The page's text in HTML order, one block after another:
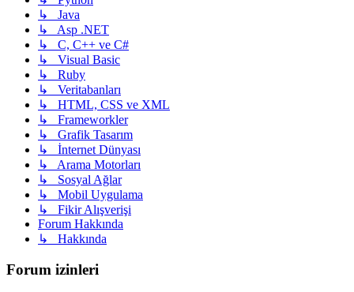
↳ Java
↳ Asp .NET
↳ C, C++ ve C#
↳ Visual Basic
↳ Ruby
↳ Veritabanları
↳ HTML, CSS ve XML
↳ Frameworkler
↳ Grafik Tasarım
↳ İnternet Dünyası
↳ Arama Motorları
↳ Sosyal Ağlar
↳ Mobil Uygulama
↳ Fikir Alışverişi
Forum Hakkında
↳ Hakkında
Forum izinleri